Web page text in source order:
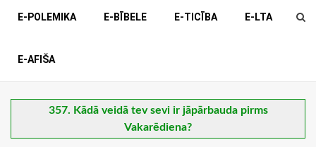
E-POLEMIKA E-BĪBELE E-TICĪBA E-LTA
E-AFIŠA
357. Kādā veidā tev sevi ir jāpārbauda pirms
Vakarēdiena?